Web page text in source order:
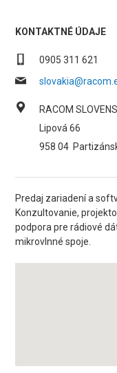
KONTAKTNÉ ÚDAJE
0905 311 621
RACOM
Lipová 66
958 04
Predaj zariadení a
Konzultovanie,
podpora pre rádiové
mikrovlnné spoje.